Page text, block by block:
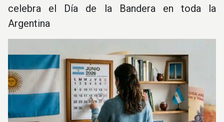
celebra el Día de la Bandera en toda la
Argentina